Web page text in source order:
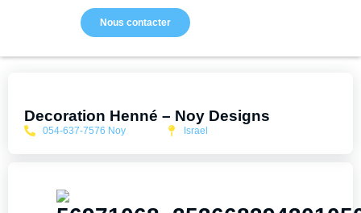
Nous contacter
Decoration Henné – Noy Designs
054-637-7576 Noy Israel